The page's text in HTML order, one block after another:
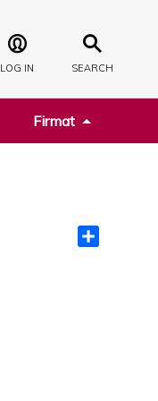
LOG IN SEARCH
Firmat